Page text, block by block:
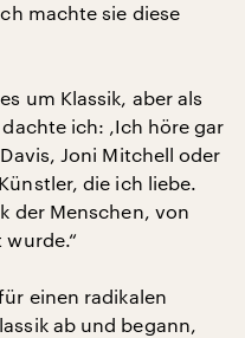
machte sie diese
um Klassik, aber als
ich: ‚Ich höre gar
Joni Mitchell oder
die ich liebe.
der Menschen, von
einen radikalen
ab und begann,